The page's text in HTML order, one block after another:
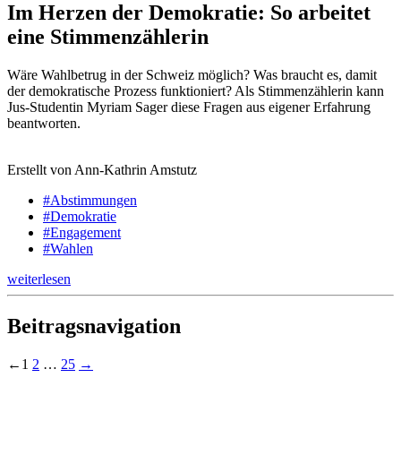
Im Herzen der Demokratie: So arbeitet
eine Stimmenzählerin
Wäre Wahlbetrug in der Schweiz möglich? Was braucht es, damit
der demokratische Prozess funktioniert? Als Stimmenzählerin kann
Jus-Studentin Myriam Sager diese Fragen aus eigener Erfahrung
beantworten.
Erstellt von Ann-Kathrin Amstutz
#Abstimmungen
#Demokratie
#Engagement
#Wahlen
weiterlesen
Beitragsnavigation
← 1 2 … 25 →